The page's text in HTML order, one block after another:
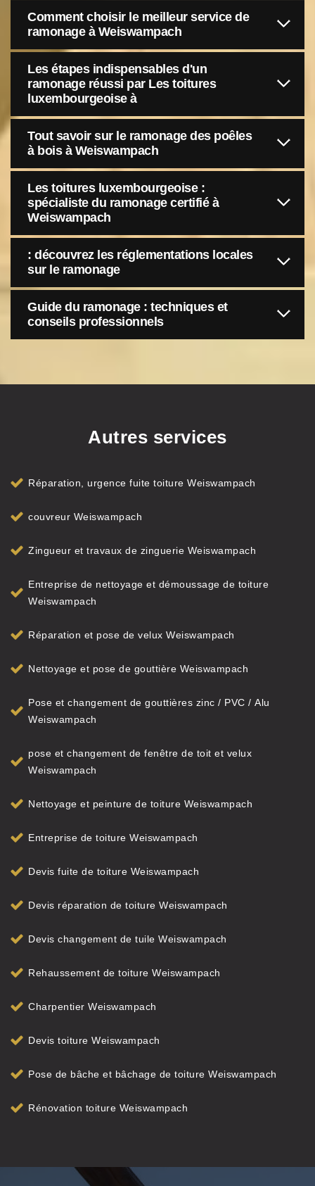
Comment choisir le meilleur service de
ramonage à Weiswampach
Les étapes indispensables d'un
ramonage réussi par Les toitures
luxembourgeoise à
Tout savoir sur le ramonage des poêles
à bois à Weiswampach
Les toitures luxembourgeoise :
spécialiste du ramonage certifié à
Weiswampach
: découvrez les réglementations locales
sur le ramonage
Guide du ramonage : techniques et
conseils professionnels
Autres services
Réparation, urgence fuite toiture Weiswampach
couvreur Weiswampach
Zingueur et travaux de zinguerie Weiswampach
Entreprise de nettoyage et démoussage de toiture
Weiswampach
Réparation et pose de velux Weiswampach
Nettoyage et pose de gouttière Weiswampach
Pose et changement de gouttières zinc / PVC / Alu
Weiswampach
pose et changement de fenêtre de toit et velux
Weiswampach
Nettoyage et peinture de toiture Weiswampach
Entreprise de toiture Weiswampach
Devis fuite de toiture Weiswampach
Devis réparation de toiture Weiswampach
Devis changement de tuile Weiswampach
Rehaussement de toiture Weiswampach
Charpentier Weiswampach
Devis toiture Weiswampach
Pose de bâche et bâchage de toiture Weiswampach
Rénovation toiture Weiswampach